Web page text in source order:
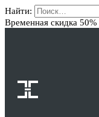
Найти:
Временная скидка 50%